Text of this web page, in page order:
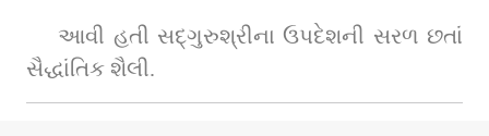
આવી હતી સદ્‌ગુરુશ્રીના ઉપદેશની સરળ છતાં
સૈદ્ધાંતિક શૈલી.